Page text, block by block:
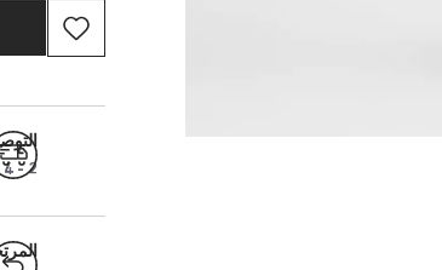
2 - 4 أيام عمل